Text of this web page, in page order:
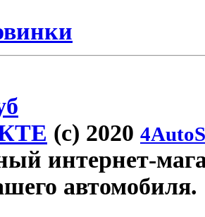
(c) 2020
интернет-
автомобиля.